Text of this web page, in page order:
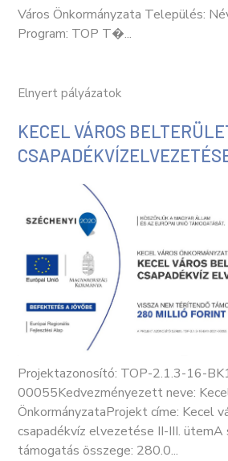
Város Önkormányzata Település:
Program: TOP T�...
Elnyert pályázatok
KECEL VÁROS
Projektazonosító: TOP-2.1.3-16-
00055Kedvezményezett neve:
ÖnkormányzataProjekt címe: Kecel
csapadékvíz elvezetése II-III.
támogatás összege: 280.0...